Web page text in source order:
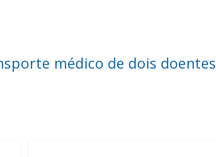
médico de dois doentes